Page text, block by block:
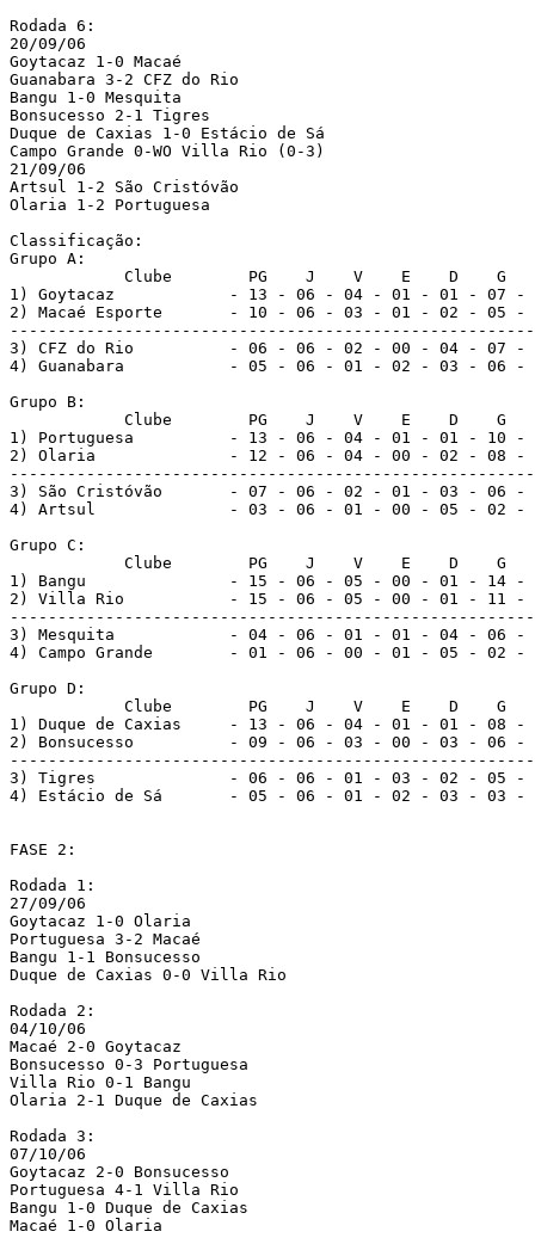
Rodada 6:
20/09/06
Goytacaz 1-0 Macaé
Guanabara 3-2 CFZ do Rio
Bangu 1-0 Mesquita
Bonsucesso 2-1 Tigres
Duque de Caxias 1-0 Estácio de Sá
Campo Grande 0-WO Villa Rio (0-3)
21/09/06
Artsul 1-2 São Cristóvão
Olaria 1-2 Portuguesa
Classificação:
Grupo A:
Clube        PG    J    V    E    D    G
1) Goytacaz            - 13 - 06 - 04 - 01 - 01 - 07 -
2) Macaé Esporte       - 10 - 06 - 03 - 01 - 02 - 05 -
3) CFZ do Rio          - 06 - 06 - 02 - 00 - 04 - 07 -
4) Guanabara           - 05 - 06 - 01 - 02 - 03 - 06 -
Grupo B:
Clube        PG    J    V    E    D    G
1) Portuguesa          - 13 - 06 - 04 - 01 - 01 - 10 -
2) Olaria              - 12 - 06 - 04 - 00 - 02 - 08 -
3) São Cristóvão       - 07 - 06 - 02 - 01 - 03 - 06 -
4) Artsul              - 03 - 06 - 01 - 00 - 05 - 02 -
Grupo C:
Clube        PG    J    V    E    D    G
1) Bangu               - 15 - 06 - 05 - 00 - 01 - 14 -
2) Villa Rio           - 15 - 06 - 05 - 00 - 01 - 11 -
3) Mesquita            - 04 - 06 - 01 - 01 - 04 - 06 -
4) Campo Grande        - 01 - 06 - 00 - 01 - 05 - 02 -
Grupo D:
Clube        PG    J    V    E    D    G
1) Duque de Caxias     - 13 - 06 - 04 - 01 - 01 - 08 -
2) Bonsucesso          - 09 - 06 - 03 - 00 - 03 - 06 -
3) Tigres              - 06 - 06 - 01 - 03 - 02 - 05 -
4) Estácio de Sá       - 05 - 06 - 01 - 02 - 03 - 03 -
FASE 2:
Rodada 1:
27/09/06
Goytacaz 1-0 Olaria
Portuguesa 3-2 Macaé
Bangu 1-1 Bonsucesso
Duque de Caxias 0-0 Villa Rio
Rodada 2:
04/10/06
Macaé 2-0 Goytacaz
Bonsucesso 0-3 Portuguesa
Villa Rio 0-1 Bangu
Olaria 2-1 Duque de Caxias
Rodada 3:
07/10/06
Goytacaz 2-0 Bonsucesso
Portuguesa 4-1 Villa Rio
Bangu 1-0 Duque de Caxias
Macaé 1-0 Olaria